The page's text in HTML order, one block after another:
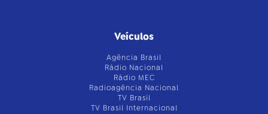
Veículos
Agência Brasil
Rádio Nacional
Rádio MEC
Radioagência Nacional
TV Brasil
TV Brasil Internacional